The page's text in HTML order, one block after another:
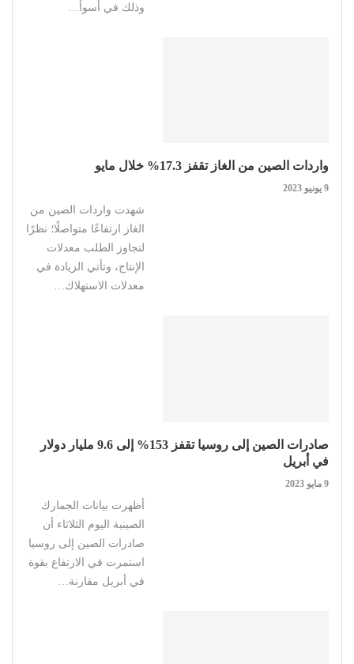
وذلك في أسوأ…
واردات الصين من الغاز تقفز 17.3% خلال مايو
9 يونيو 2023
شهدت واردات الصين من
الغاز ارتفاعًا متواصلًا؛ نظرًا
لتجاوز الطلب معدلات
الإنتاج، وتأتي الزيادة في
معدلات الاستهلاك…
صادرات الصين إلى روسيا تقفز 153% إلى 9.6 مليار دولار
في أبريل
9 مايو 2023
أظهرت بيانات الجمارك
الصينية اليوم الثلاثاء أن
صادرات الصين إلى روسيا
استمرت في الارتفاع بقوة
في أبريل مقارنة…